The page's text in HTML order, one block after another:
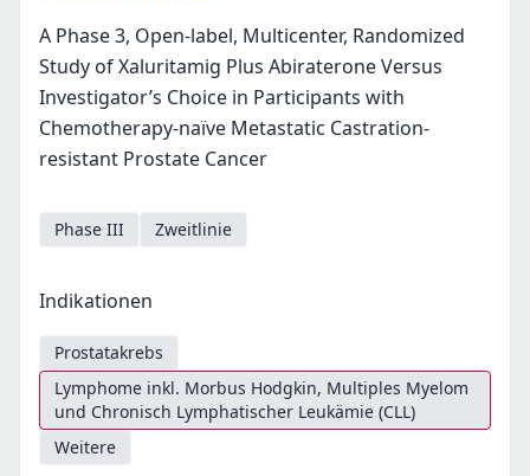
A Phase 3, Open-label, Multicenter, Randomized
Study of Xaluritamig Plus Abiraterone Versus
Investigator’s Choice in Participants with
Chemotherapy-naïve Metastatic Castration-
resistant Prostate Cancer
Phase III Zweitlinie
Indikationen
Prostatakrebs
Lymphome inkl. Morbus Hodgkin, Multiples Myelom
und Chronisch Lymphatischer Leukämie (CLL)
Weitere